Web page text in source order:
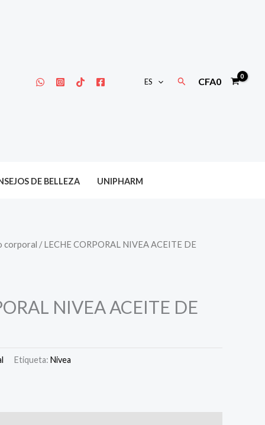
ES BuscarCFA0
DE BELLEZA UNIPHARM
corporal / LECHE CORPORAL NIVEA ACEITE DE
NIVEA ACEITE DE
Etiqueta: Nivea